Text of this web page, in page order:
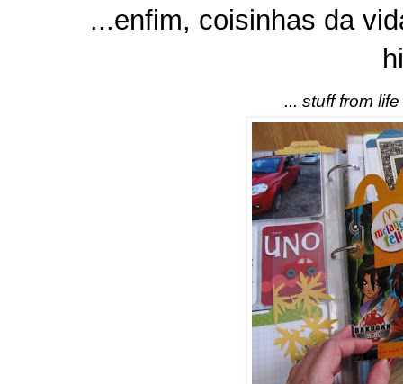
...enfim, coisinhas da
... stuff from